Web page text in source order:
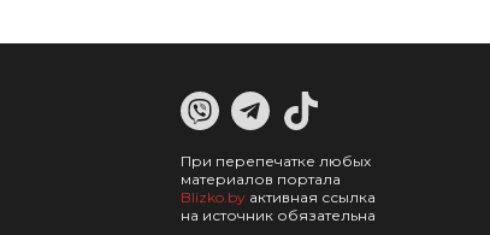
При перепечатке любых
материалов портала
Blizko.by активная ссылка
на источник обязательна